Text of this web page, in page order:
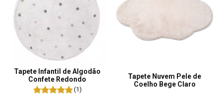
Tapete Infantil de Algodão
Confete Redondo
(1)
Tapete Nuvem Pele de
Coelho Bege Claro